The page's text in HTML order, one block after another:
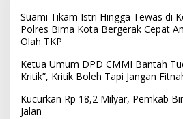
Suami Tikam Istri Hingga Tewas di
Polres Bima Kota Bergerak Cepat
Olah TKP
Ketua Umum DPD CMMI Bantah
Kritik”, Kritik Boleh Tapi Jangan
Kucurkan Rp 18,2 Milyar, Pemkab
Jalan